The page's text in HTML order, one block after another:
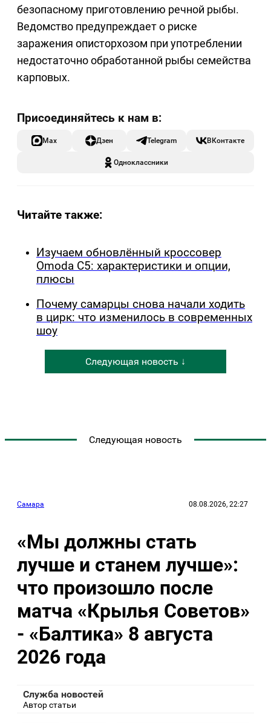
безопасному приготовлению речной рыбы.
Ведомство предупреждает о риске
заражения описторхозом при употреблении
недостаточно обработанной рыбы семейства
карповых.
Max Дзен Telegram ВКонтакте
Одноклассники
Читайте также:
Изучаем обновлённый кроссовер
Omoda C5: характеристики и опции,
плюсы
Почему самарцы снова начали ходить
в цирк: что изменилось в современных
шоу
Следующая новость ↓
Следующая новость
Самара 08.08.2026, 22:27
«Мы должны стать
лучше и станем лучше»:
что произошло после
матча «Крылья Советов»
- «Балтика» 8 августа
2026 года
Служба новостей
Автор статьи